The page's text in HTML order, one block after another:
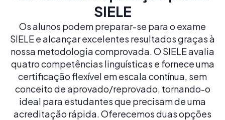
SIELE
Os alunos podem preparar-se para o exame
SIELE e alcançar excelentes resultados graças à
nossa metodologia comprovada. O SIELE avalia
quatro competências linguísticas e fornece uma
certificação flexível em escala contínua, sem
conceito de aprovado/reprovado, tornando-o
ideal para estudantes que precisam de uma
acreditação rápida. Oferecemos duas opções